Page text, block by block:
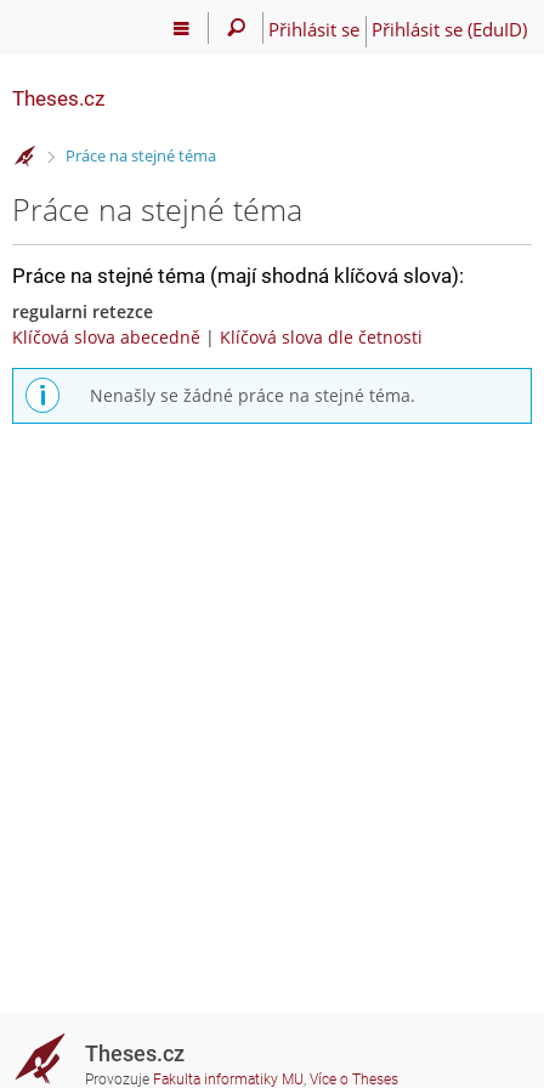
Přihlásit se Přihlásit se (EduID)
Theses.cz
>Práce na stejné téma
Práce na stejné téma
Práce na stejné téma (mají shodná klíčová slova):
regularni retezce
Klíčová slova abecedně | Klíčová slova dle četnosti
Nenašly se žádné práce na stejné téma.
Theses.cz
Provozuje Fakulta informatiky MU, Více o Theses